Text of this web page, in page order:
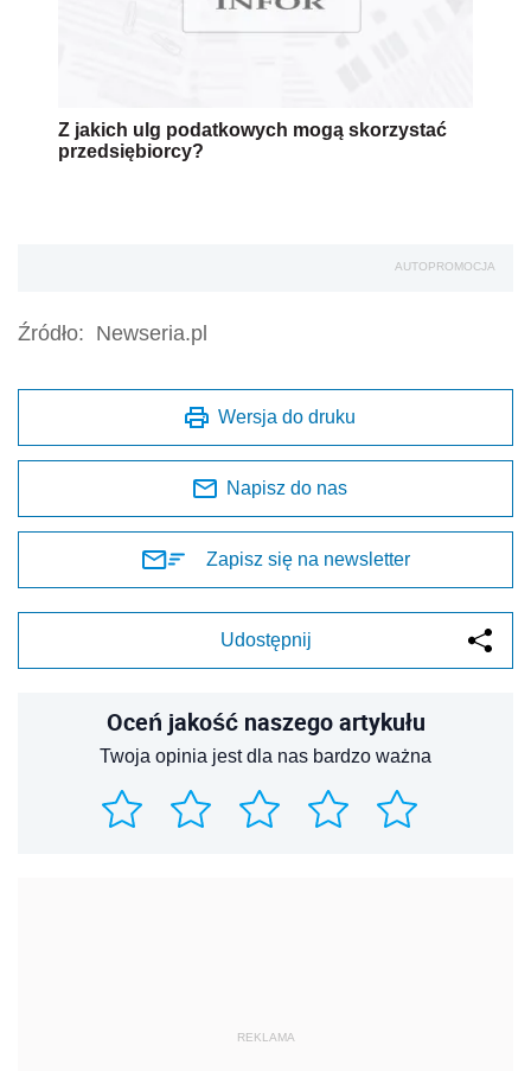
Z jakich ulg podatkowych mogą skorzystać
przedsiębiorcy?
AUTOPROMOCJA
Źródło: Newseria.pl
Wersja do druku
Napisz do nas
Zapisz się na newsletter
Udostępnij
Oceń jakość naszego artykułu
Twoja opinia jest dla nas bardzo ważna
REKLAMA